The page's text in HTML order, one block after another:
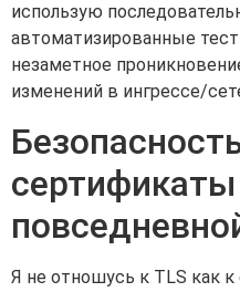
использую
автоматизированные
незаметное
изменений в ингрессе/
Я не отношусь к TLS как